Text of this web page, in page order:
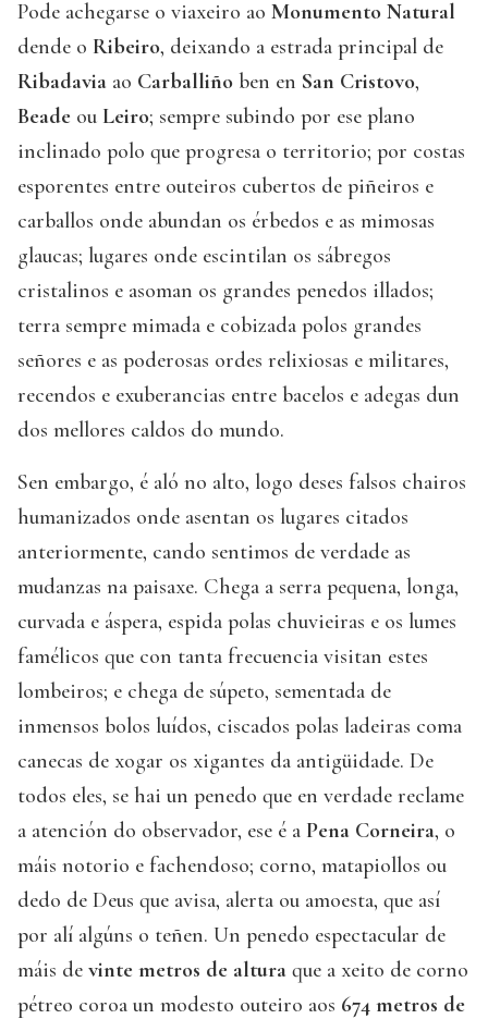
Pode achegarse o viaxeiro ao Monumento Natural
dende o Ribeiro, deixando a estrada principal de
Ribadavia ao Carballiño ben en San Cristovo,
Beade ou Leiro; sempre subindo por ese plano
inclinado polo que progresa o territorio; por costas
esporentes entre outeiros cubertos de piñeiros e
carballos onde abundan os érbedos e as mimosas
glaucas; lugares onde escintilan os sábregos
cristalinos e asoman os grandes penedos illados;
terra sempre mimada e cobizada polos grandes
señores e as poderosas ordes relixiosas e militares,
recendos e exuberancias entre bacelos e adegas dun
dos mellores caldos do mundo.
Sen embargo, é aló no alto, logo deses falsos chairos
humanizados onde asentan os lugares citados
anteriormente, cando sentimos de verdade as
mudanzas na paisaxe. Chega a serra pequena, longa,
curvada e áspera, espida polas chuvieiras e os lumes
famélicos que con tanta frecuencia visitan estes
lombeiros; e chega de súpeto, sementada de
inmensos bolos luídos, ciscados polas ladeiras coma
canecas de xogar os xigantes da antigüidade. De
todos eles, se hai un penedo que en verdade reclame
a atención do observador, ese é a Pena Corneira, o
máis notorio e fachendoso; corno, matapiollos ou
dedo de Deus que avisa, alerta ou amoesta, que así
por alí algúns o teñen. Un penedo espectacular de
máis de vinte metros de altura que a xeito de corno
pétreo coroa un modesto outeiro aos 674 metros de